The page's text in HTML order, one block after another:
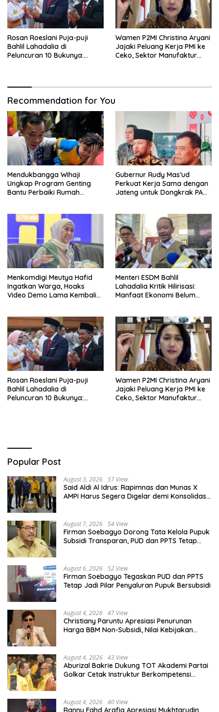
Rosan Roeslani Puja-puji
Bahlil Lahadalia di
Peluncuran 10 Bukunya:
Wamen P2MI Christina Aryani
Jajaki Peluang Kerja PMI ke
Ceko, Sektor Manufaktur
Recommendation for You
Mendukbangga Wihaji
Ungkap Program Genting
Bantu Perbaiki Rumah
Gubernur Rudy Mas’ud
Perkuat Kerja Sama dengan
Jateng untuk Dongkrak PAD
Menkomdigi Meutya Hafid
Ingatkan Warga, Hoaks
Video Demo Lama Kembali
Menteri ESDM Bahlil
Lahadalia Kritik Hilirisasi:
Manfaat Ekonomi Belum
Rosan Roeslani Puja-puji
Bahlil Lahadalia di
Peluncuran 10 Bukunya:
Wamen P2MI Christina Aryani
Jajaki Peluang Kerja PMI ke
Ceko, Sektor Manufaktur
Popular Post
August 3, 2026 57 View
Said Aldi Al Idrus: Rapimnas dan Munas X
AMPI Harus Segera Digelar demi Konsolidasi
August 7, 2026 54 View
Firman Soebagyo Dorong Tata Kelola Pupuk
Subsidi Transparan, PUD dan PPTS Tetap
August 6, 2026 52 View
Firman Soebagyo Tegaskan PUD dan PPTS
Tetap Jadi Pilar Penyaluran Pupuk Bersubsidi
August 4, 2026 47 View
Christiany Paruntu Apresiasi Penurunan
Harga BBM Non-Subsidi, Nilai Kebijakan
August 4, 2026 43 View
Aburizal Bakrie Dukung TOT Akademi Partai
Golkar Cetak Instruktur Berkompetensi
August 4, 2026 40 View
Ranny Fahd Arafiq Apresiasi Mukhtarudin